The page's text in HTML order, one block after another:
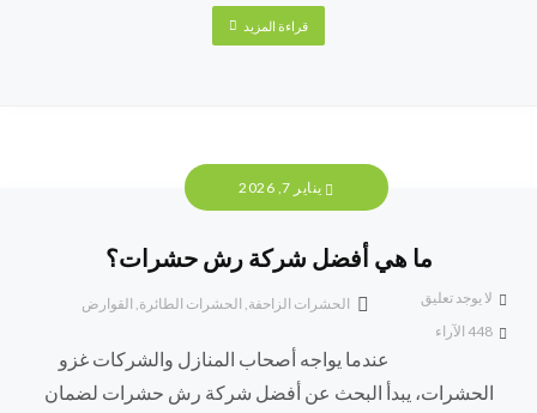
قراءة المزيد
يناير 7, 2026
ما هي أفضل شركة رش حشرات؟
الحشرات الزاحفة, الحشرات الطائرة, القوارض
لا يوجد تعليق
الآراء
عندما يواجه أصحاب المنازل والشركات غزو
الحشرات، يبدأ البحث عن أفضل شركة رش حشرات لضمان